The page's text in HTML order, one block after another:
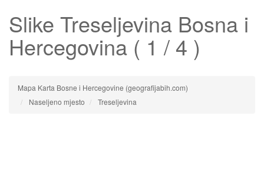
Slike Treseljevina Bosna i
Hercegovina ( 1 / 4 )
Mapa Karta Bosne i Hercegovine (geografijabih.com)
Naseljeno mjesto
Treseljevina